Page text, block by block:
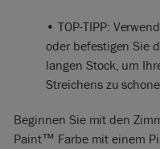
• TOP-TIPP:
oder befestigen Sie
langen Stock, um
Streichens zu
Beginnen Sie mit den
Paint™ Farbe mit einem